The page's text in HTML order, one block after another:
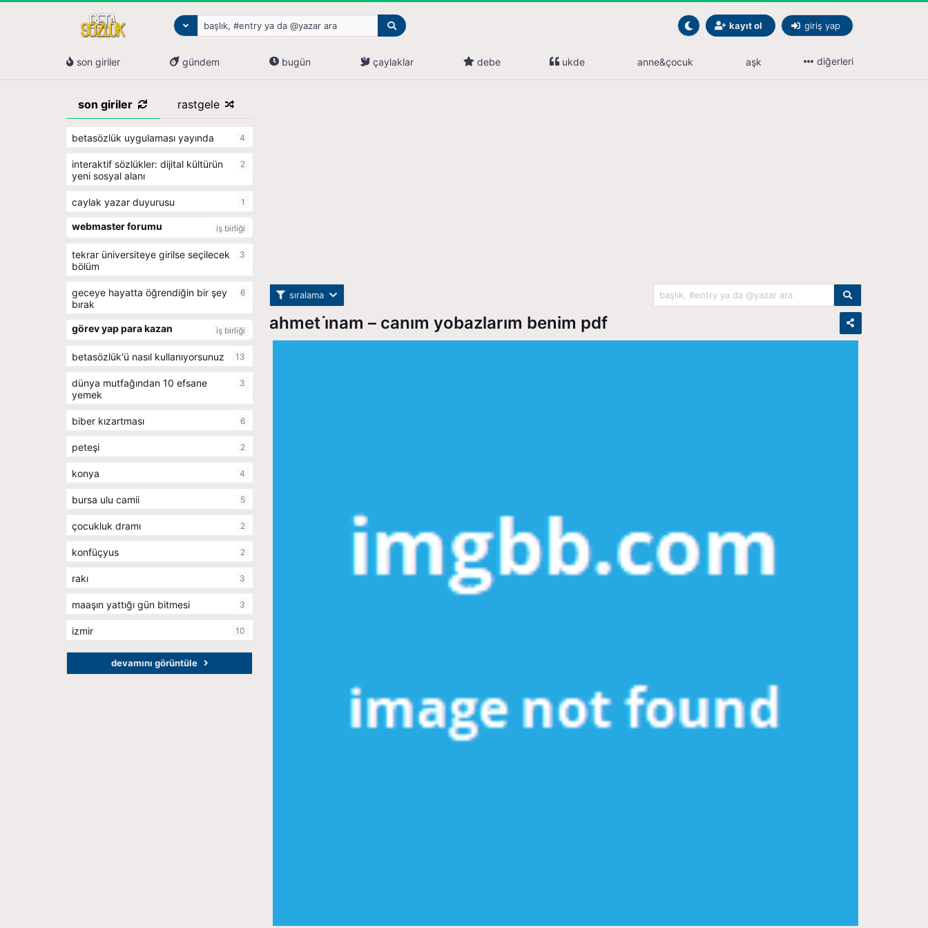
kayıt ol giriş yap
son giriler gündem bugün çaylaklar debe ukde anne&çocuk aşk diğerleri
son giriler rastgele
betasözlük uygulaması yayında 4
i̇nteraktif sözlükler: dijital kültürün
yeni sosyal alanı
2
caylak yazar duyurusu 1
webmaster forumu iş birliği
tekrar üniversiteye girilse seçilecek
bölüm
3
geceye hayatta öğrendiğin bir şey
bırak
6
görev yap para kazan iş birliği
betasözlük'ü nasıl kullanıyorsunuz 13
dünya mutfağından 10 efsane
yemek
3
biber kızartması 6
peteşi 2
konya 4
bursa ulu camii 5
çocukluk dramı 2
konfüçyus 2
rakı 3
maaşın yattığı gün bitmesi 3
izmir 10
devamını görüntüle
sıralama
ahmet i̇nam – canım yobazlarım benim pdf